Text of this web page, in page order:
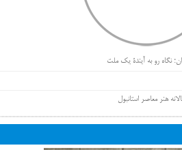
نگاه رو به آیندۀ یک ملت
هنر معاصر استانبول